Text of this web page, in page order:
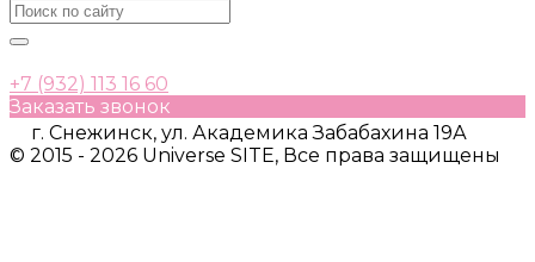
+7 (932) 113 16 60
Заказать звонок
г. Снежинск, ул. Академика Забабахина 19А
© 2015 - 2026 Universe SITE, Все права защищены